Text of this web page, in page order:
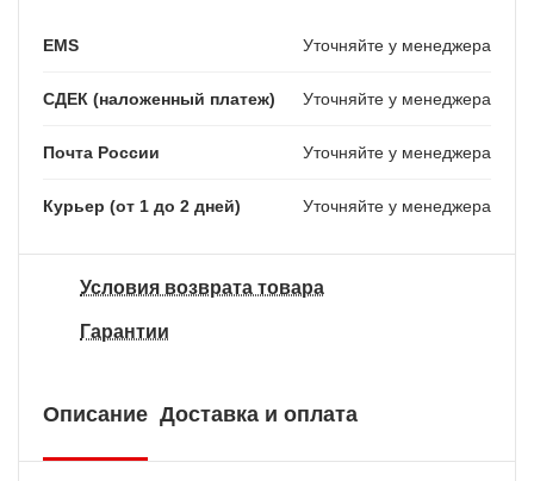
EMS Уточняйте у менеджера
СДЕК (наложенный платеж) Уточняйте у менеджера
Почта России Уточняйте у менеджера
Курьер (от 1 до 2 дней) Уточняйте у менеджера
Условия возврата товара
Гарантии
Описание Доставка и оплата